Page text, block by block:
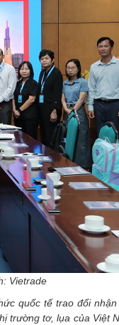
Vietrade
quốc tế trao đổi
trường tơ, lụa của Việt